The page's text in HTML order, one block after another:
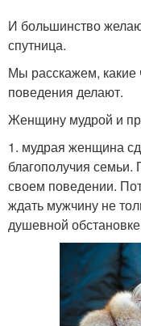
И большинство
спутница.
Мы расскажем, какие
поведения делают.
Женщину мудрой и
1. мудрая женщина
благополучия семьи.
своем поведении.
ждать мужчину не
душевной